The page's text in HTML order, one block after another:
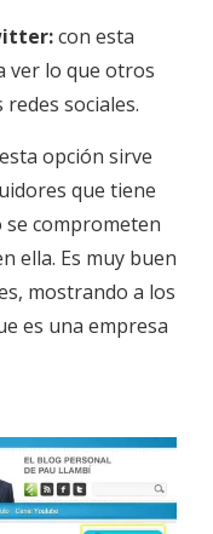
con esta
ver lo que otros
sociales.
opción sirve
que tiene
se comprometen
ella. Es muy buen
mostrando a los
es una empresa